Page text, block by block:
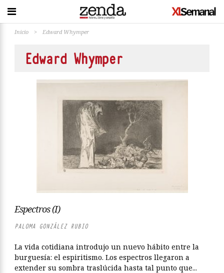
Inicio > Edward Whymper
Edward Whymper
Espectros (I)
PALOMA GONZÁLEZ RUBIO
La vida cotidiana introdujo un nuevo hábito entre la
burguesía: el espiritismo. Los espectros llegaron a
extender su sombra traslúcida hasta tal punto que...